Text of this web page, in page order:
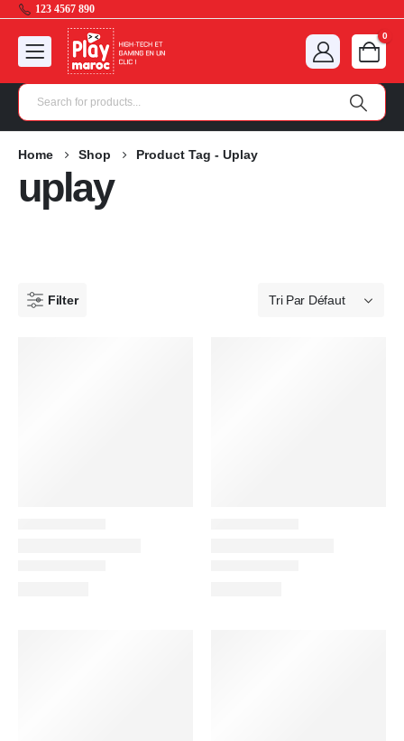
123 4567 890
0
Home Shop Product Tag - Uplay
uplay
Filter